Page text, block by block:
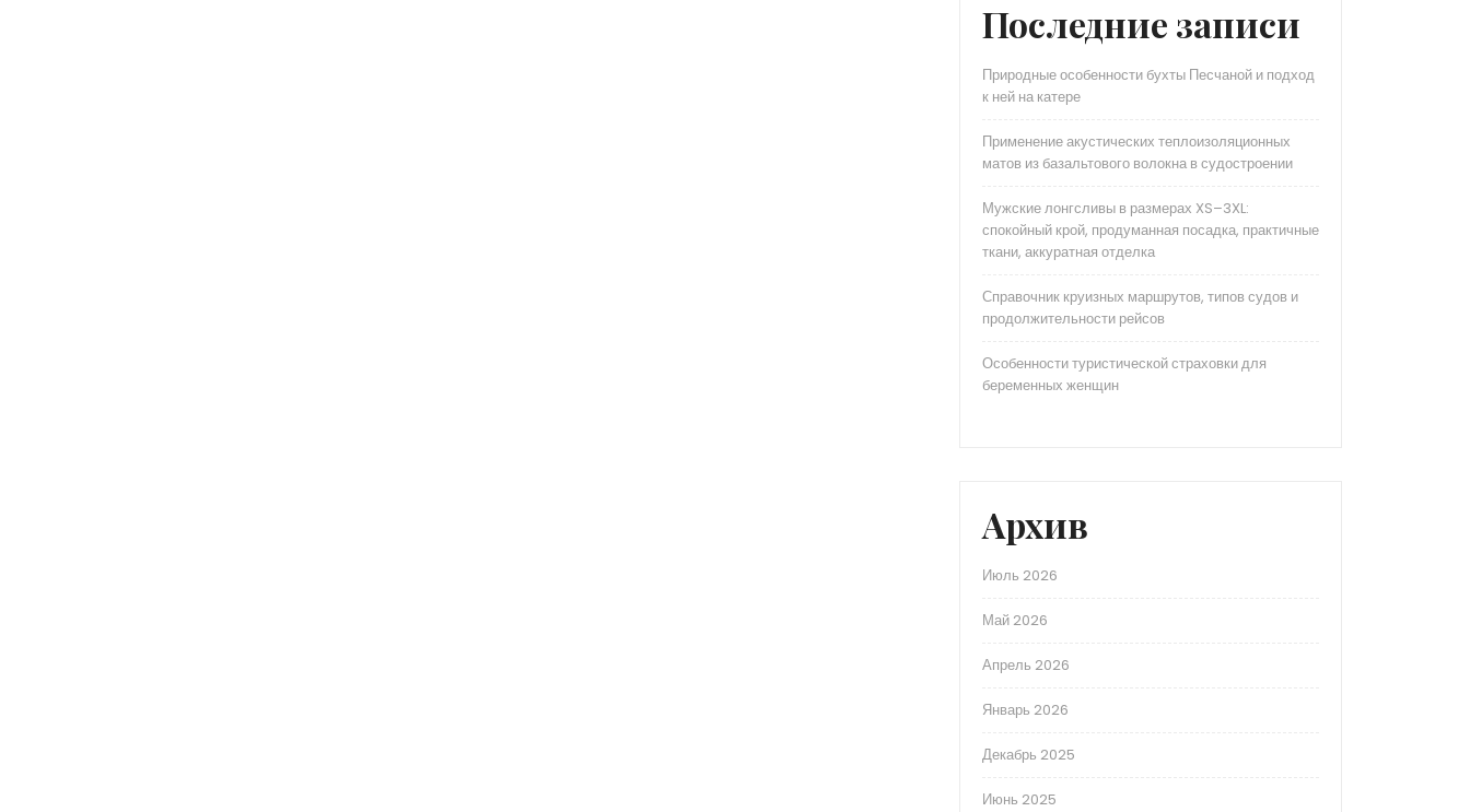
Последние записи
Природные особенности бухты Песчаной и подход
к ней на катере
Применение акустических теплоизоляционных
матов из базальтового волокна в судостроении
Мужские лонгсливы в размерах XS–3XL:
спокойный крой, продуманная посадка, практичные
ткани, аккуратная отделка
Справочник круизных маршрутов, типов судов и
продолжительности рейсов
Особенности туристической страховки для
беременных женщин
Архив
Июль 2026
Май 2026
Апрель 2026
Январь 2026
Декабрь 2025
Июнь 2025